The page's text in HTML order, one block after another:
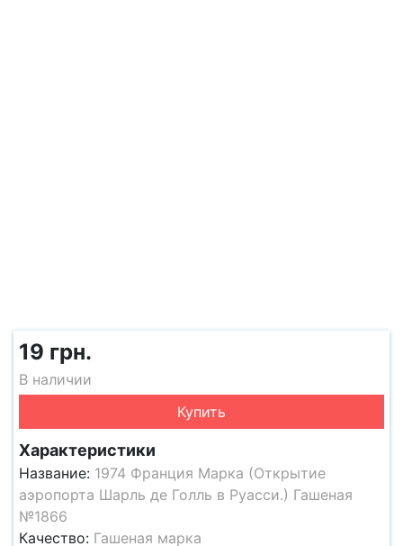
19 грн.
В наличии
Купить
Характеристики
Название: 1974 Франция Марка (Открытие
аэропорта Шарль де Голль в Руасси.) Гашеная
№1866
Качество: Гашеная марка